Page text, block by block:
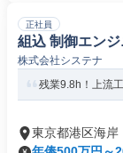
正社員
組込 制御エン
株式会社システナ
残業9.8h！上流
東京都港区海岸